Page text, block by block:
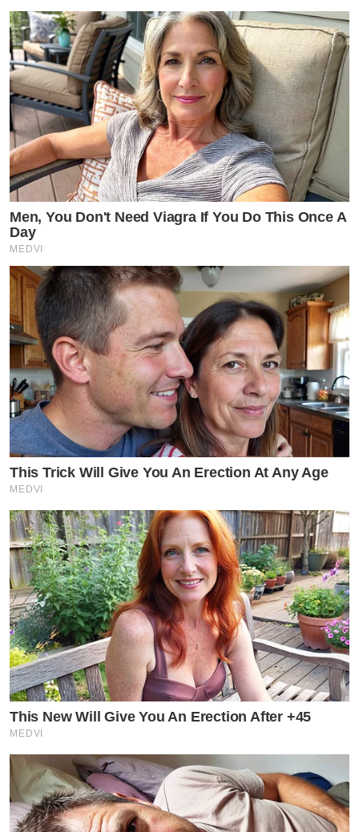
Men, You Don't Need Viagra If You Do This Once A
Day
MEDVI
This Trick Will Give You An Erection At Any Age
MEDVI
This New Will Give You An Erection After +45
MEDVI